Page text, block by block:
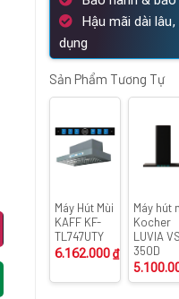
Hậu mãi dài
dụng
Sản Phẩm Tương Tự
Máy Hút Mùi
KAFF KF-
TL747UTY
6.162.000₫
Máy hút
Kocher
LUVIA
350D